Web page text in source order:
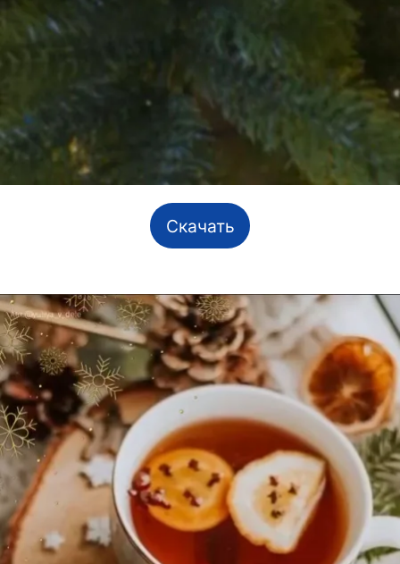
Скачать